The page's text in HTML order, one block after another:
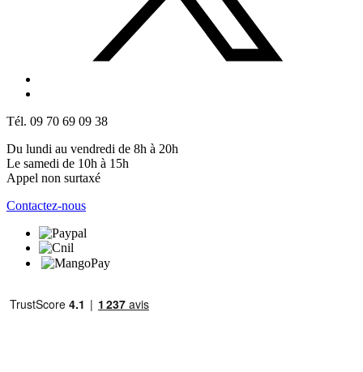
Tél. 09 70 69 09 38
Du lundi au vendredi de 8h à 20h
Le samedi de 10h à 15h
Appel non surtaxé
Contactez-nous